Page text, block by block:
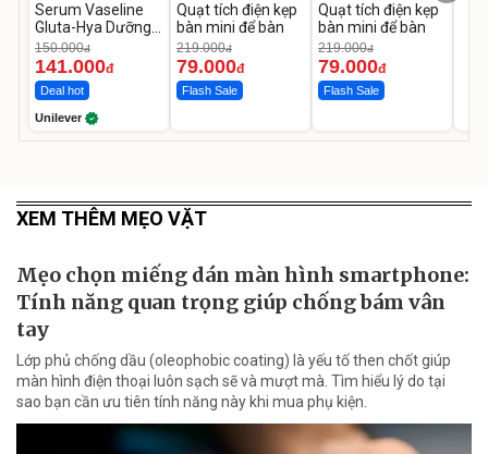
Serum Vaseline
Gluta-Hya Dưỡng
Da Sáng Mịn Sau 7
Ngày
150.000đ
141.000đ
Deal hot
Unilever
Quạt tích điện kẹp
bàn mini để bàn
219.000đ
79.000đ
Flash Sale
Quạt tích điện kẹp
bàn mini để bàn
219.000đ
79.000đ
Flash Sale
XEM THÊM MẸO VẶT
Mẹo chọn miếng dán màn hình smartphone:
Tính năng quan trọng giúp chống bám vân
tay
Lớp phủ chống dầu (oleophobic coating) là yếu tố then chốt giúp
màn hình điện thoại luôn sạch sẽ và mượt mà. Tìm hiểu lý do tại
sao bạn cần ưu tiên tính năng này khi mua phụ kiện.